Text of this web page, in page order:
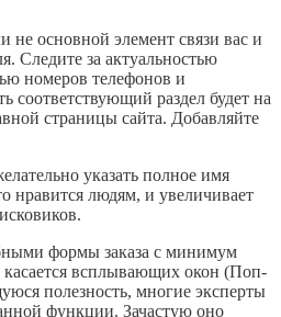
не основной элемент связи вас и
Следите за актуальностью
номеров телефонов и
соответствующий раздел будет на
страницы сайта. Добавляйте
указать полное имя
нравится людям, и увеличивает
формы заказа с минимум
касается всплывающих окон (Поп-
полезность, многие эксперты
функции. Зачастую оно